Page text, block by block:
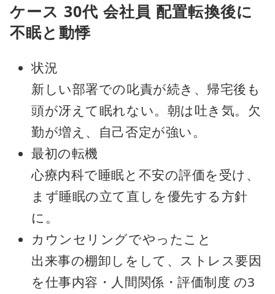
ケース 30代 会社員 配置転換後に
不眠と動悸
状況
新しい部署での叱責が続き、帰宅後も
頭が冴えて眠れない。朝は吐き気。欠
勤が増え、自己否定が強い。
最初の転機
心療内科で睡眠と不安の評価を受け、
まず睡眠の立て直しを優先する方針
に。
カウンセリングでやったこと
出来事の棚卸しをして、ストレス要因
を仕事内容・人間関係・評価制度 の3